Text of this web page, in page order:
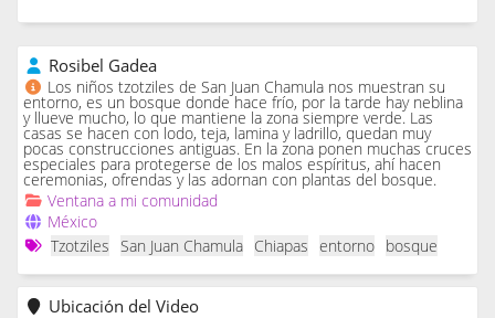
Rosibel Gadea
Los niños tzotziles de San Juan Chamula nos muestran su
entorno, es un bosque donde hace frío, por la tarde hay neblina
y llueve mucho, lo que mantiene la zona siempre verde. Las
casas se hacen con lodo, teja, lamina y ladrillo, quedan muy
pocas construcciones antiguas. En la zona ponen muchas cruces
especiales para protegerse de los malos espíritus, ahí hacen
ceremonias, ofrendas y las adornan con plantas del bosque.
Ventana a mi comunidad
México
Tzotziles
San Juan Chamula Chiapas entorno bosque
Ubicación del Video